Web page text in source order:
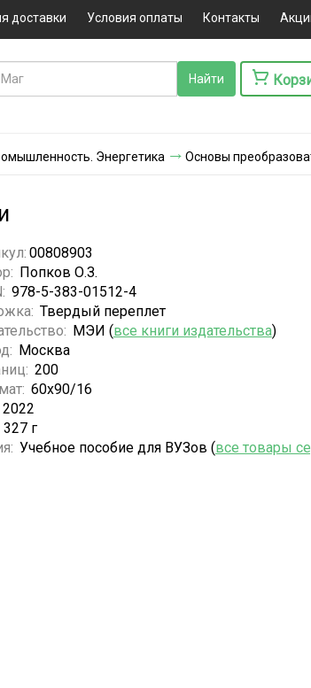
доставки Условия оплаты Контакты
Энергетика Основы
00808903
Попков О.З.
978-5-383-01512-4
Твердый переплет
МЭИ (все книги издательства)
Москва
200
60x90/16
2022
327 г
Учебное пособие для ВУЗов (все товары